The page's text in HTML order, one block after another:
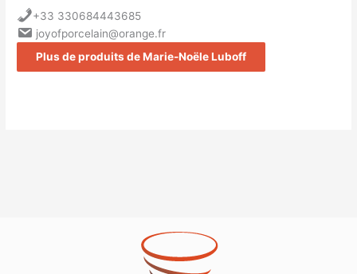
+33 330684443685
joyofporcelain@orange.fr
Plus de produits de Marie-Noële Luboff